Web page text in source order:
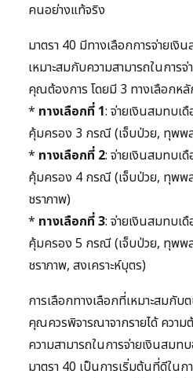
คนอย่างแท้จริง
มาตรา 40 มีทางเลือกการจ่ายเงิ
เหมาะสมกับความสามารถในการ
คุณต้องการ โดยมี 3 ทางเลือกห
* ทางเลือกที่ 1: จ่ายเงินสมทบเ
คุ้มครอง 3 กรณี (เจ็บป่วย, ทุพพ
* ทางเลือกที่ 2: จ่ายเงินสมทบเ
คุ้มครอง 4 กรณี (เจ็บป่วย, ทุพพ
ชราภาพ)
* ทางเลือกที่ 3: จ่ายเงินสมทบเ
คุ้มครอง 5 กรณี (เจ็บป่วย, ทุพพ
ชราภาพ, สงเคราะห์บุตร)
การเลือกทางเลือกที่เหมาะสมกั
คุณควรพิจารณาจากรายได้ ควา
ความสามารถในการจ่ายเงินสมท
มาตรา 40 เป็นการเริ่มต้นที่ดีในก